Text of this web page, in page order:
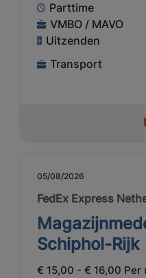
Parttime
VMBO / MAVO
Uitzenden
Transport
05/08/2026
FedEx Express
Schiphol-Rijk
€ 15,00 - € 16,00 Per